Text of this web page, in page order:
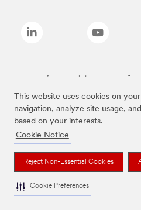
This website uses cookies on
navigation, analyze site usage,
based on your interests.
Cookie Notice
Reject Non-Essential Cookies
Cookie Preferences
As marcas listadas a cima são